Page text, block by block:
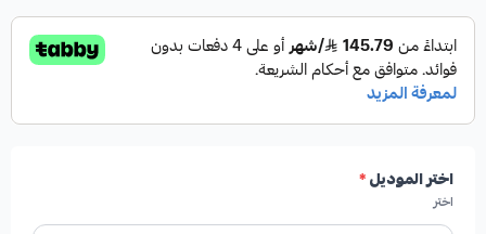
✓تصميم مخرم لتهوية أفضل للهوبات ومنظومة الفرامل.
✓تحسين أداء الفرامل وزيادة قوتها بنسبة تتراوح بين
✓فعالية عالية في تقليل أو إزالة اهتزازات الفرامل (الرجة)
اختر الموديل*
اختر